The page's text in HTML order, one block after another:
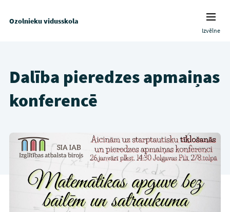
Ozolnieku vidusskola
Izvēlne
Dalība pieredzes apmaiņas
konferencē